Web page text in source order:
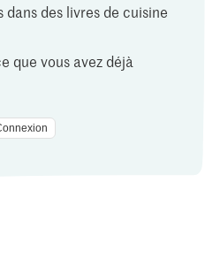
des livres de cuisine
que vous avez déjà